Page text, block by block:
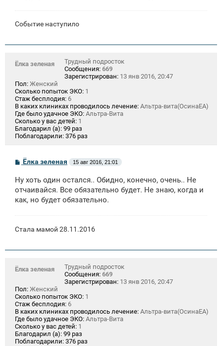
Событие наступило
Ёлка зеленая
Трудный подросток
Сообщения: 669
Зарегистрирован: 13 янв 2016, 20:47
Пол: Женский
Сколько попыток ЭКО: 1
Стаж бесплодия: 6
В каких клиниках проводилось лечение: Альтра-вита(ОсинаЕА)
Где было удачное ЭКО: Альтра-Вита
Сколько у вас детей: 1
Благодарил (а): 99 раз
Поблагодарили: 376 раз
С
б
щ
н
Ёлка зеленая 15 авг 2016, 21:01
Ну хоть один остался.. Обидно, конечно, очень.. Не
отчаивайся. Все обязательно будет. Не знаю, когда и
как, но будет обязательно.
Стала мамой 28.11.2016
Ёлка зеленая
Трудный подросток
Сообщения: 669
Зарегистрирован: 13 янв 2016, 20:47
Пол: Женский
Сколько попыток ЭКО: 1
Стаж бесплодия: 6
В каких клиниках проводилось лечение: Альтра-вита(ОсинаЕА)
Где было удачное ЭКО: Альтра-Вита
Сколько у вас детей: 1
Благодарил (а): 99 раз
Поблагодарили: 376 раз